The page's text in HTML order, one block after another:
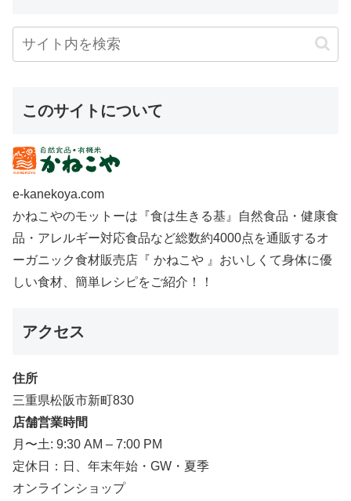
このサイトについて
e-kanekoya.com
かねこやのモットーは『食は生きる基』自然食品・健康食
品・アレルギー対応食品など総数約4000点を通販するオ
ーガニック食材販売店『 かねこや 』おいしくて身体に優
しい食材、簡単レシピをご紹介！！
アクセス
住所
三重県松阪市新町830
店舗営業時間
月〜土: 9:30 AM – 7:00 PM
定休日：日、年末年始・GW・夏季
オンラインショップ